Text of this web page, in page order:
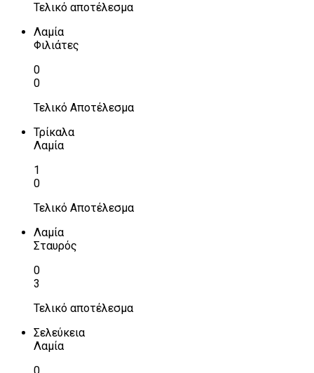
Τελικό αποτέλεσμα
Λαμία
Φιλιάτες
0
0
Τελικό Αποτέλεσμα
Τρίκαλα
Λαμία
1
0
Τελικό Αποτέλεσμα
Λαμία
Σταυρός
0
3
Τελικό αποτέλεσμα
Σελεύκεια
Λαμία